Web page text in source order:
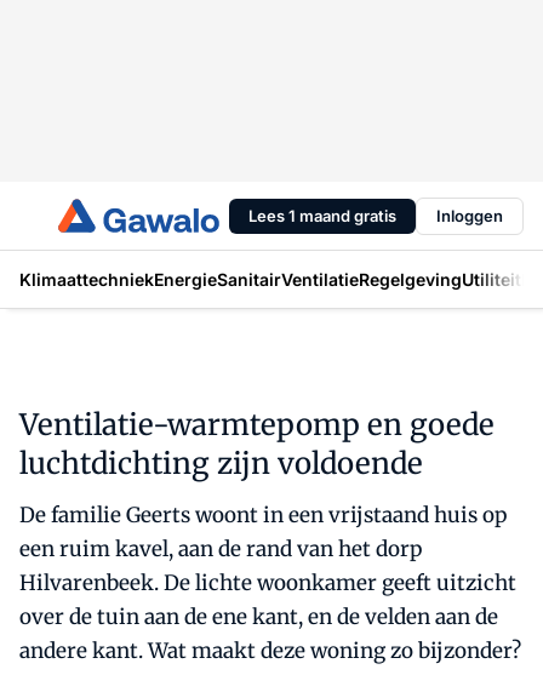
Lees 1 maand gratis Inloggen
KlimaattechniekEnergieSanitairVentilatieRegelgevingUtiliteit
Ventilatie-warmtepomp en goede
luchtdichting zijn voldoende
De familie Geerts woont in een vrijstaand huis op
een ruim kavel, aan de rand van het dorp
Hilvarenbeek. De lichte woonkamer geeft uitzicht
over de tuin aan de ene kant, en de velden aan de
andere kant. Wat maakt deze woning zo bijzonder?